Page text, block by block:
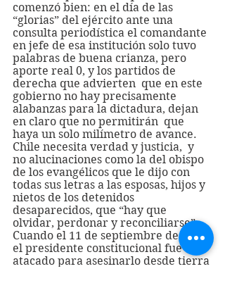
comenzó bien: en el día de las
“glorias” del ejército ante una
consulta periodística el comandante
en jefe de esa institución solo tuvo
palabras de buena crianza, pero
aporte real 0, y los partidos de
derecha que advierten  que en este
gobierno no hay precisamente
alabanzas para la dictadura, dejan
en claro que no permitirán  que
haya un solo milímetro de avance.
Chile necesita verdad y justicia,  y
no alucinaciones como la del obispo
de los evangélicos que le dijo con
todas sus letras a las esposas, hijos y
nietos de los detenidos
desaparecidos, que “hay que
olvidar, perdonar y reconciliarse”…
Cuando el 11 de septiembre de 1973
el presidente constitucional fue
atacado para asesinarlo desde tierra